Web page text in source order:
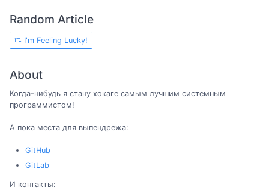
Random Article
I'm Feeling Lucky!
About
Когда-нибудь я стану хокаге самым лучшим системным
программистом!
А пока места для выпендрежа:
GitHub
GitLab
И контакты: